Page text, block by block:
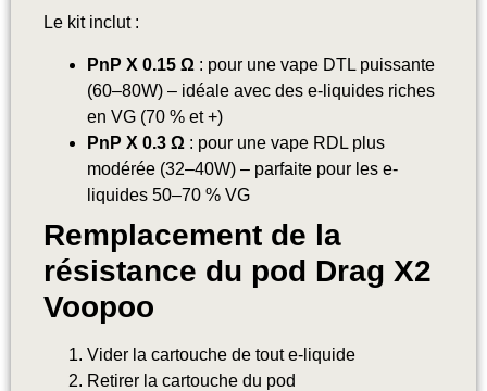
Le kit inclut :
PnP X 0.15 Ω : pour une vape DTL puissante
(60–80W) – idéale avec des e-liquides riches
en VG (70 % et +)
PnP X 0.3 Ω : pour une vape RDL plus
modérée (32–40W) – parfaite pour les e-
liquides 50–70 % VG
Remplacement de la
résistance du pod Drag X2
Voopoo
Vider la cartouche de tout e-liquide
Retirer la cartouche du pod